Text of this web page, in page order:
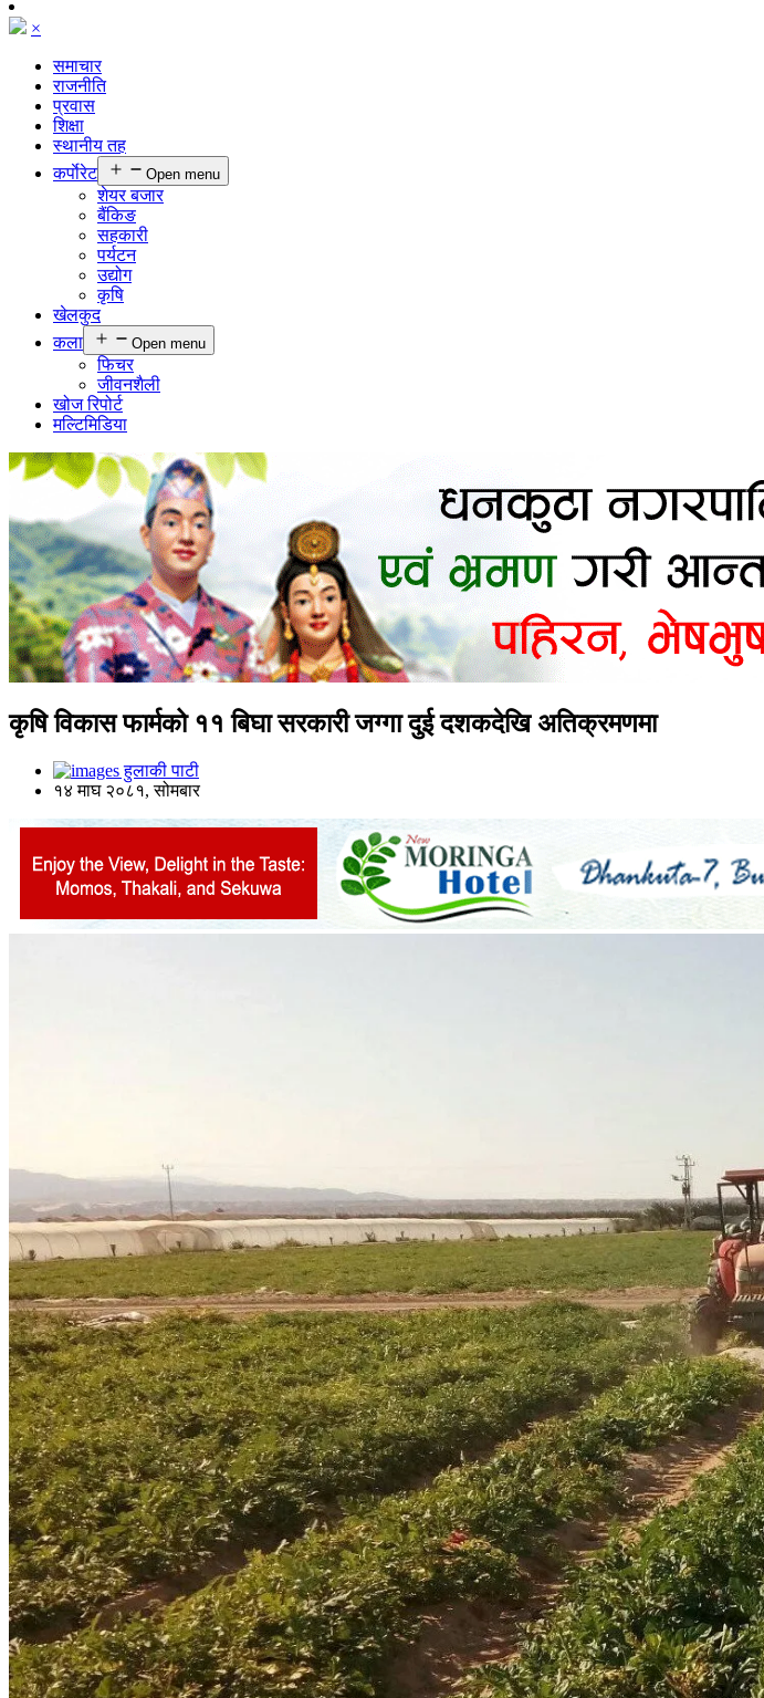
×
समाचार
राजनीति
प्रवास
शिक्षा
स्थानीय तह
कर्पाेरेट
Open menu
शेयर बजार
बैंकिङ
सहकारी
पर्यटन
उद्योग
कृषि
खेलकुद
कला
Open menu
फिचर
जीवनशैली
खोज रिपोर्ट
मल्टिमिडिया
कृषि विकास फार्मको ११ बिघा सरकारी जग्गा दुई दशकदेखि अतिक्रमणमा
हुलाकी पाटी
१४ माघ २०८१, सोमबार